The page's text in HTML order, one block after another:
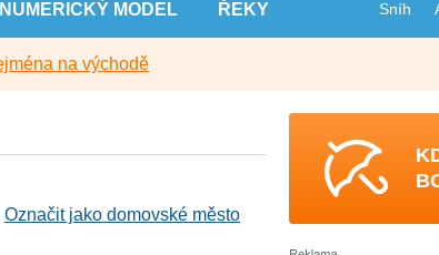
NUMERICKÝ MODEL ŘEKY Sníh
na východě
Označit jako domovské město